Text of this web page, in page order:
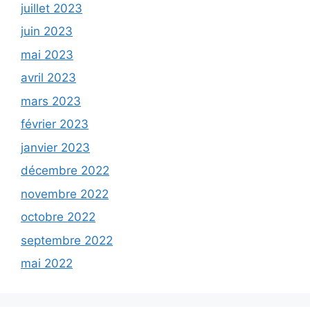
juillet 2023
juin 2023
mai 2023
avril 2023
mars 2023
février 2023
janvier 2023
décembre 2022
novembre 2022
octobre 2022
septembre 2022
mai 2022